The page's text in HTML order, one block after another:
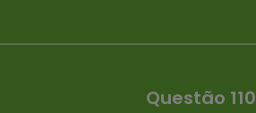
Questão 110